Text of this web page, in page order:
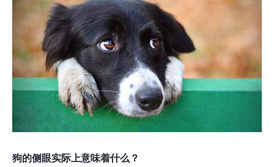
狗的侧眼实际上意味着什么？